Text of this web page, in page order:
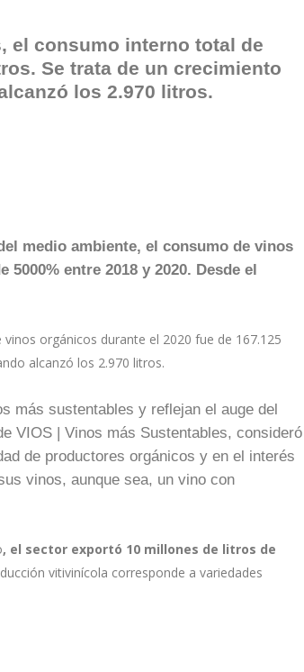
el consumo interno total de
Se trata de un crecimiento
los 2.970 litros.
medio ambiente, el consumo de vinos
entre 2018 y 2020. Desde el
orgánicos durante el 2020 fue de 167.125
alcanzó los 2.970 litros.
más sustentables y reflejan el auge del
VIOS | Vinos más Sustentables, consideró
de productores orgánicos y en el interés
vinos, aunque sea, un vino con
, el sector exportó 10 millones de litros de
vitivinícola corresponde a variedades